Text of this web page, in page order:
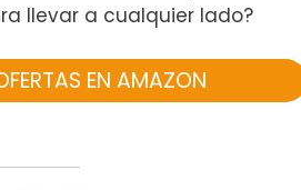
llevar a cualquier lado?
EN AMAZON